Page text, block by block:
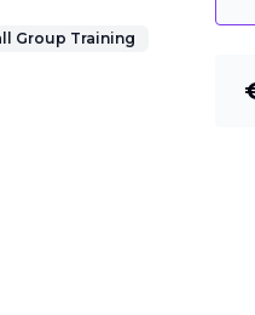
Group Training